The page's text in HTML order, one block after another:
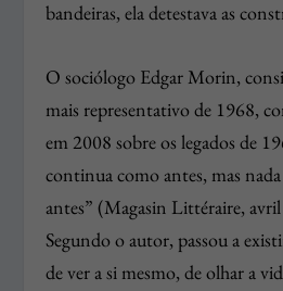
bandeiras, ela detestava as
O sociólogo Edgar Morin,
mais representativo de 1968,
em 2008 sobre os legados de
continua como antes, mas
antes” (Magasin Littéraire,
Segundo o autor, passou a
de ver a si mesmo, de olhar a